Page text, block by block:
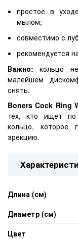
простое в
мылом;
совместимо с
рекомендуется
Важно: кольцо
малейшем
снять.
Boners Cock Ring
тех, кто ищет
кольцо, которое
эрекцию.
Длина (см)
Диаметр (см)
Цвет